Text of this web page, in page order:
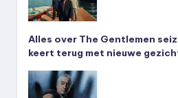
Alles over The Gentlemen
keert terug met nieuwe